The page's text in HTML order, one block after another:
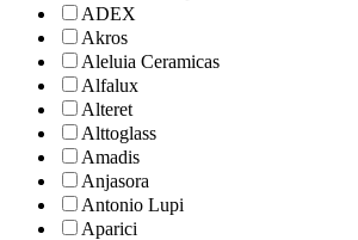
ADEX
Akros
Aleluia Ceramicas
Alfalux
Alteret
Alttoglass
Amadis
Anjasora
Antonio Lupi
Aparici